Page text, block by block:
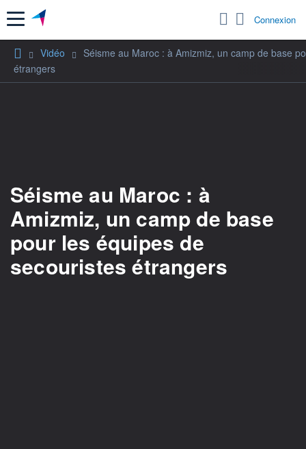
Menu Connexion
Vidéo
Séisme au Maroc : à Amizmiz, un camp de base
étrangers
Séisme au Maroc : à
Amizmiz, un camp de base
pour les équipes de
secouristes étrangers